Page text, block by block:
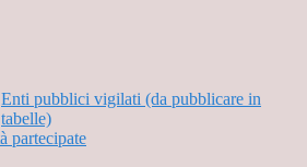
Enti pubblici vigilati (da pubblicare in
tabelle)
partecipate